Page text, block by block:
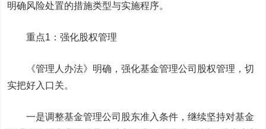
明确风险处置的措施类型与实施程序。
重点1：强化股权管理
《管理人办法》明确，强化基金管理公司股权管理，切
实把好入口关。
一是调整基金管理公司股东准入条件，继续坚持对基金